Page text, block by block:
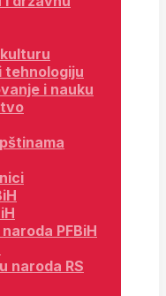
tehnologiju
i nauku
PFBiH
naroda RS